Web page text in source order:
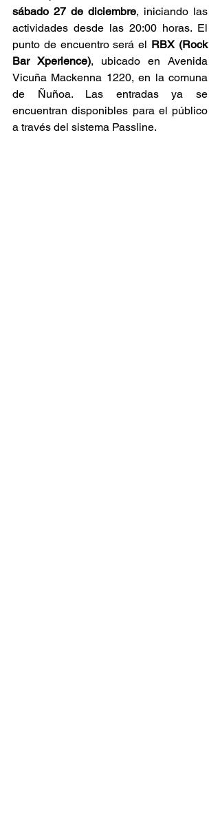
sábado 27 de diciembre, iniciando las
actividades desde las 20:00 horas. El
punto de encuentro será el RBX (Rock
Bar Xperience), ubicado en Avenida
Vicuña Mackenna 1220, en la comuna
de Ñuñoa. Las entradas ya se
encuentran disponibles para el público
a través del sistema Passline.